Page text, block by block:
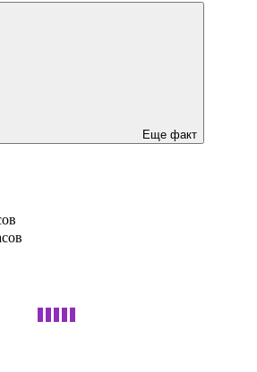
Еще факт